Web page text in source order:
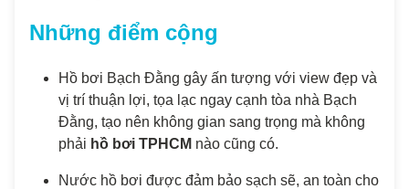
Những điểm cộng
Hồ bơi Bạch Đằng gây ấn tượng với view đẹp và
vị trí thuận lợi, tọa lạc ngay cạnh tòa nhà Bạch
Đằng, tạo nên không gian sang trọng mà không
phải hồ bơi TPHCM nào cũng có.
Nước hồ bơi được đảm bảo sạch sẽ, an toàn cho